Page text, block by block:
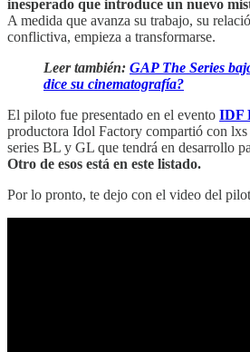
inesperado que introduce un nuevo
A medida que avanza su trabajo, su
conflictiva, empieza a transformarse.
Leer también: GAP The Series
dice su cinematografía?
El piloto fue presentado en el evento IDF
productora Idol Factory compartió con
series BL y GL que tendrá en desarrollo
Otro de esos está en este listado.
Por lo pronto, te dejo con el video del